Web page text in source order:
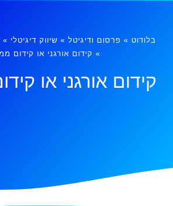
בלודוט » פרסום ודיגיטל » שיווק דיגיטלי »
» קידום אורגני או קידום
קידום אורגני או